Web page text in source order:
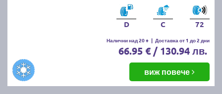
D C 72
Налични над 20 + | Доставка от 1 до 2 дни
66.95 € / 130.94 лв.
виж повече